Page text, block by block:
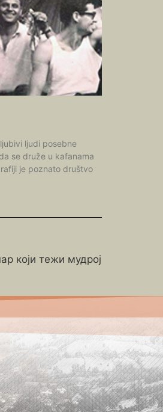
ljudi posebne
se druže u kafanama
je poznato društvo
који тежи мудрој